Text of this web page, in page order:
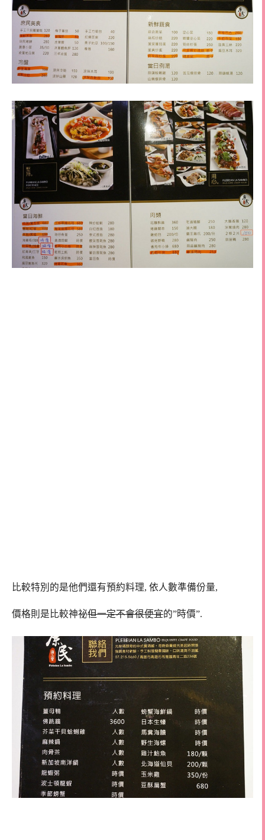
比較特別的是他們還有預約料理, 依人數準備份量,
價格則是比較神祕但一定不會很便宜的”時價”.